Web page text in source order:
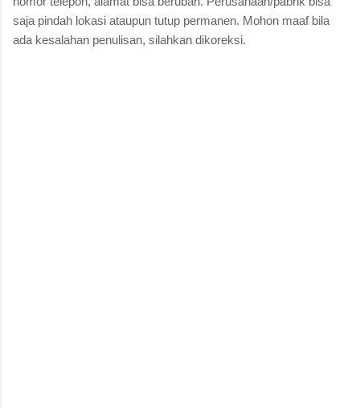
saja pindah lokasi ataupun tutup permanen. Mohon maaf bila
ada kesalahan penulisan, silahkan dikoreksi.